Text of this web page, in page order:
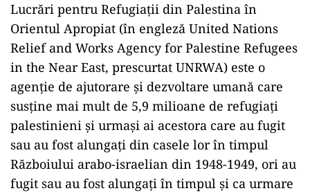
Lucrări pentru Refugiații din Palestina în
Orientul Apropiat (în engleză United Nations
Relief and Works Agency for Palestine Refugees
in the Near East, prescurtat UNRWA) este o
agenție de ajutorare și dezvoltare umană care
susține mai mult de 5,9 milioane de refugiați
palestinieni și urmași ai acestora care au fugit
sau au fost alungați din casele lor în timpul
Războiului arabo-israelian din 1948-1949, ori au
fugit sau au fost alungați în timpul și ca urmare